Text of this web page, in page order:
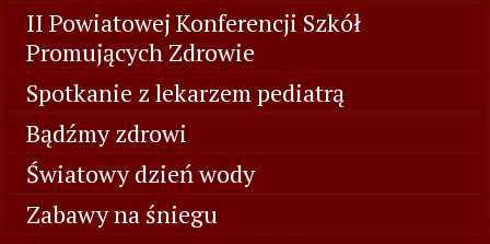
II Powiatowej Konferencji Szkół
Promujących Zdrowie
Spotkanie z lekarzem pediatrą
Bądźmy zdrowi
Światowy dzień wody
Zabawy na śniegu